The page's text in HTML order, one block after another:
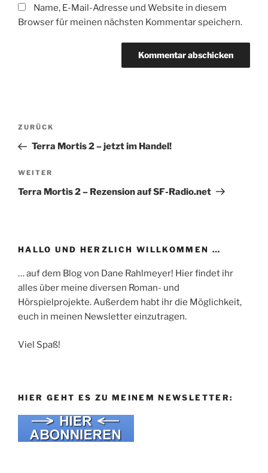
Name, E-Mail-Adresse und Website in diesem
Browser für meinen nächsten Kommentar speichern.
Beitragsnavigation
Vorheriger
Beitrag
ZURÜCK
Terra Mortis 2 – jetzt im Handel!
Nächster
Beitrag
WEITER
Terra Mortis 2 – Rezension auf SF-Radio.net
HALLO UND HERZLICH WILLKOMMEN …
… auf dem Blog von Dane Rahlmeyer! Hier findet ihr
alles über meine diversen Roman- und
Hörspielprojekte. Außerdem habt ihr die Möglichkeit,
euch in meinen Newsletter einzutragen.
Viel Spaß!
HIER GEHT ES ZU MEINEM NEWSLETTER: